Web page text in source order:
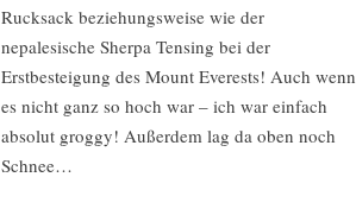
Rucksack beziehungsweise wie der
nepalesische Sherpa Tensing bei der
Erstbesteigung des Mount Everests! Auch wenn
es nicht ganz so hoch war – ich war einfach
absolut groggy! Außerdem lag da oben noch
Schnee…